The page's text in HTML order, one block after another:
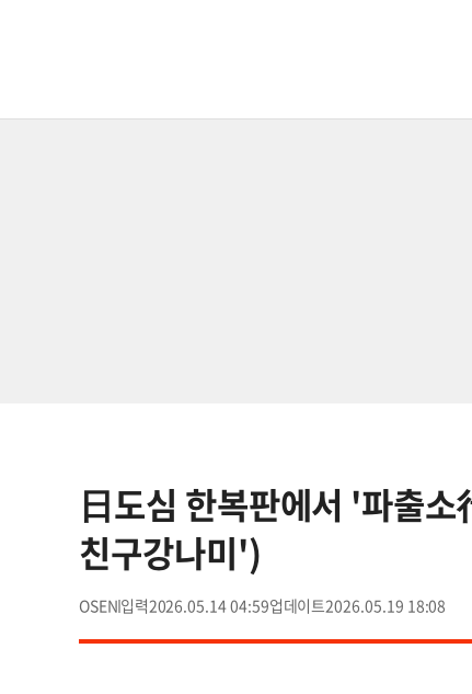
日도심 한복판에서 '파출
친구강나미')
OSEN 2026.05.14 04:59 2026.05.19 18:08